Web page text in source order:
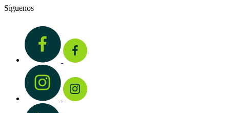
Síguenos